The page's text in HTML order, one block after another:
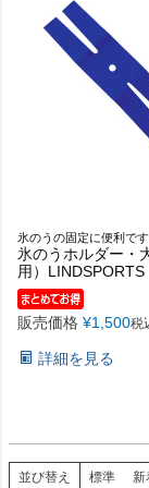
氷のうの固定に便利です
氷のうホルダー・
用）LINDSPORTS
販売価格 ¥1,500税
詳細を見る
並び替え 標準 新